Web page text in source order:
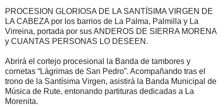
PROCESION GLORIOSA DE LA SANTÍSIMA VIRGEN DE
LA CABEZA por los barrios de La Palma, Palmilla y La
Virreina, portada por sus ANDEROS DE SIERRA MORENA
y CUANTAS PERSONAS LO DESEEN.
Abrirá el cortejo procesional la Banda de tambores y
cornetas “Lágrimas de San Pedro”. Acompañando tras el
trono de la Santísima Virgen, asistirá la Banda Municipal de
Música de Rute, entonando partituras dedicadas a La
Morenita.